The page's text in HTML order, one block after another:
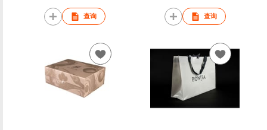
查询 查询